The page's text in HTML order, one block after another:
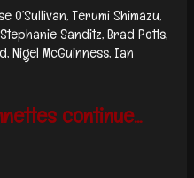
O’Sullivan, Terumi Shimazu,
Sanditz, Brad Potts,
Nigel McGuinness, Ian
continue...